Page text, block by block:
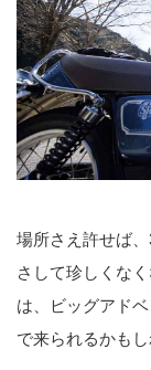
場所さえ許せば
さして珍しくな
は、ビッグアド
で来られるかもし